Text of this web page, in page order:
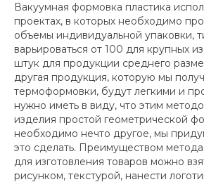
Вакуумная формовка пластика
проектах, в которых необходимо
объемы индивидуальной упаковки,
варьироваться от 100 для крупных
штук для продукции среднего
другая продукция, которую мы
термоформовки, будут легкими и
нужно иметь в виду, что этим
изделия простой геометрической
необходимо нечто другое, мы
это сделать. Преимуществом метода
для изготовления товаров можно
рисунком, текстурой, нанести